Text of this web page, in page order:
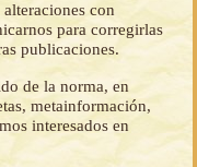
con
para corregirlas
publicaciones.
de la norma, en
metainformación,
interesados en